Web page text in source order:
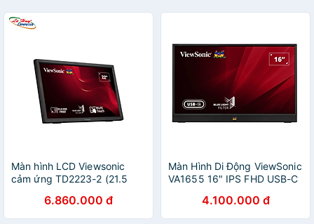
Màn hình LCD Viewsonic
cảm ứng TD2223-2 (21.5
250cd/m2/ 5ms/ 75Hz) -
Hàng Chính Hãng
6.860.000 đ
Màn Hình Di Động ViewSonic
VA1655 16" IPS FHD USB-C
4.100.000 đ